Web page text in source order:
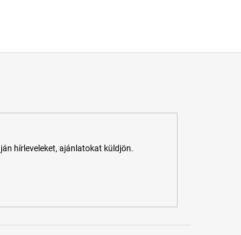
hírleveleket, ajánlatokat küldjön.